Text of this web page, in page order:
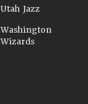
Utah Jazz
Washington
Wizards